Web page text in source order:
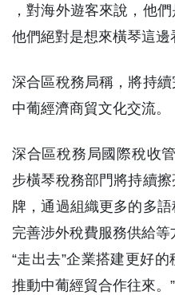
，對海外遊客來說，他
他們絕對是想來橫琴這邊
深合區稅務局稱，將持
中葡經濟商貿文化交流。
深合區稅務局國際稅收
步橫琴稅務部門將持續擦
牌，通過組織更多的多
完善涉外稅費服務供給等
“走出去”企業搭建更好
推動中葡經貿合作往來。”